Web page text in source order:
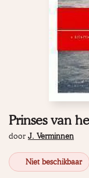
Prinses van
door J. Verminnen
Niet beschikbaar